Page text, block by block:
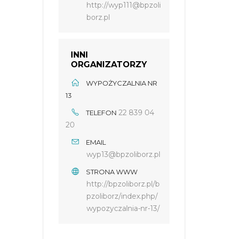
http://wyp111@bpzoli
borz.pl
INNI
ORGANIZATORZY
WYPOŻYCZALNIA NR
13
TELEFON 22 839 04
20
EMAIL
wyp13@bpzoliborz.pl
STRONA WWW
http://bpzoliborz.pl/b
pzoliborz/index.php/
wypozyczalnia-nr-13/